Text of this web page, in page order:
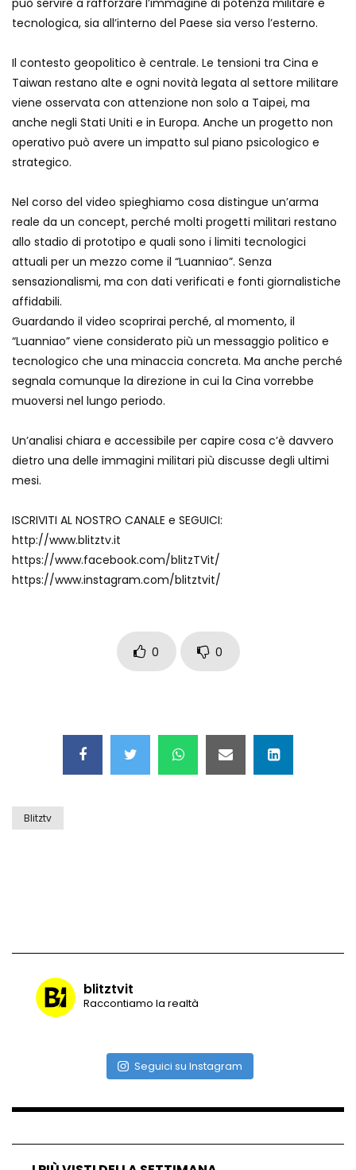
Epic fail del robot: quando l’umanoide
va in tilt
L’ultimo gioiello del design italiano: lo
yacht che può raggiungere i 140 km/h
Pompei, ecco il cane-robot: tecnologia
al servizio dell’archeologia
Morto “Youtubo anche io”: Omar
Palermo stroncato da un infarto a 42
anni
Avvistamento raro e spettacolare: il
“gigante del cielo” sorvola Milano
Giove e Ganimede come non li avete
mai visti
macchina può volare
Milano, ecco il “rifornimento elettrico”
Slovacchia, decolla Aircar: il prototipo
realizzato il celebre robot dei cartoni
può servire a rafforzare l’immagine di potenza militare e
tecnologica, sia all’interno del Paese sia verso l’esterno.
Il contesto geopolitico è centrale. Le tensioni tra Cina e
Taiwan restano alte e ogni novità legata al settore militare
viene osservata con attenzione non solo a Taipei, ma
anche negli Stati Uniti e in Europa. Anche un progetto non
operativo può avere un impatto sul piano psicologico e
strategico.
Nel corso del video spieghiamo cosa distingue un’arma
reale da un concept, perché molti progetti militari restano
allo stadio di prototipo e quali sono i limiti tecnologici
attuali per un mezzo come il “Luanniao”. Senza
sensazionalismi, ma con dati verificati e fonti giornalistiche
affidabili.
Guardando il video scoprirai perché, al momento, il
“Luanniao” viene considerato più un messaggio politico e
tecnologico che una minaccia concreta. Ma anche perché
segnala comunque la direzione in cui la Cina vorrebbe
muoversi nel lungo periodo.
Un’analisi chiara e accessibile per capire cosa c’è davvero
dietro una delle immagini militari più discusse degli ultimi
mesi.
ISCRIVITI AL NOSTRO CANALE e SEGUICI:
http://www.blitztv.it
https://www.facebook.com/blitzTVit/
https://www.instagram.com/blitztvit/
0 0
Blitztv
blitztvit
Raccontiamo la realtà
Seguici su Instagram